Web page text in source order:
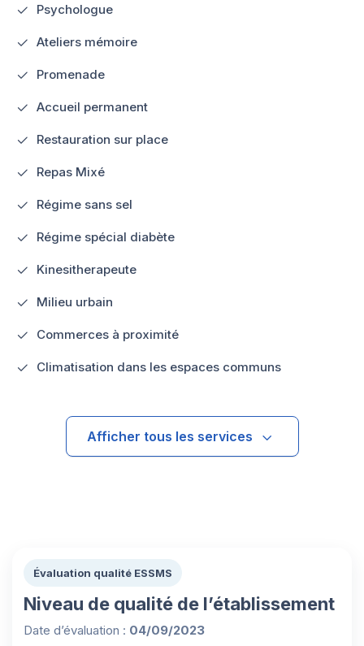
Psychologue
Ateliers mémoire
Promenade
Accueil permanent
Restauration sur place
Repas Mixé
Régime sans sel
Régime spécial diabète
Kinesitherapeute
Milieu urbain
Commerces à proximité
Climatisation dans les espaces communs
Afficher tous les services
Évaluation qualité ESSMS
Niveau de qualité de l’établissement
Date d’évaluation : 04/09/2023